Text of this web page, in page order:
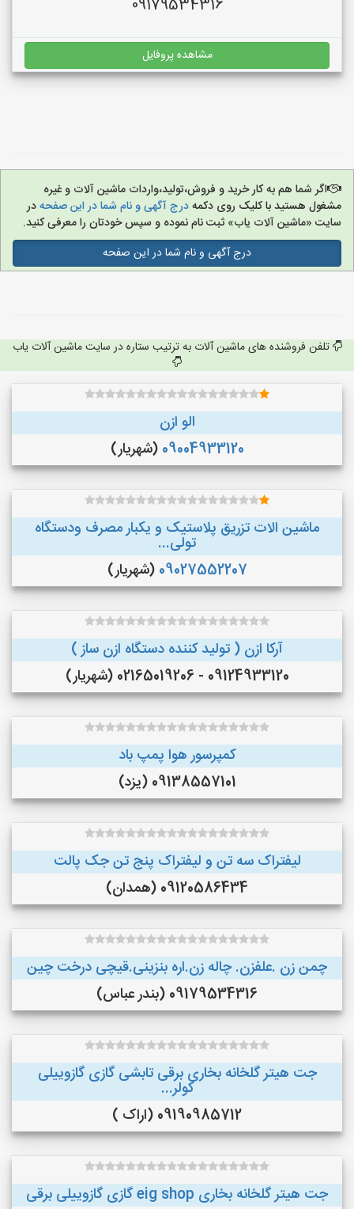
09179534316
مشاهده پروفایل
اگر شما هم به کار خرید و فروش،تولید،واردات ماشین آلات و غیره
مشغول هستید با کلیک روی دکمهدرج آگهی و نام شما در این صفحهدر
سایت «ماشین آلات یاب» ثبت نام نموده و سپس خودتان را معرفی کنید.
درج آگهی و نام شما در این صفحه
تلفن فروشنده های ماشین آلات به ترتیب ستاره در سایت ماشین آلات یاب
الو ازن
09004933120 (شهریار)
ماشین الات تزریق پلاستیک و یکبار مصرف ودستگاه
تولی...
09027552207 (شهریار)
آرکا ازن ( تولید کننده دستگاه ازن ساز )
09124933120 - 02165019206 (شهریار)
کمپرسور هوا پمپ باد
09138557101 (یزد)
لیفتراک سه تن و لیفتراک پنج تن جک پالت
09120586434 (همدان)
چمن زن .علفزن. چاله زن.اره بنزینی.قیچی درخت چین
09179534316 (بندر عباس)
جت هیتر گلخانه بخاری برقی تابشی گازی گازوییلی
کولر...
09190985712 (اراک )
جت هیتر گلخانه بخاری eig shop گازی گازوییلی برقی